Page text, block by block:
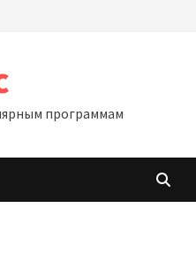
программам